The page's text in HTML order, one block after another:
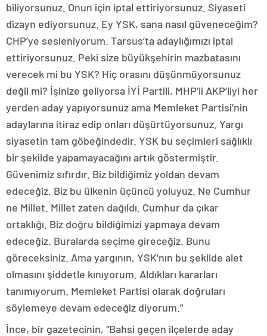
biliyorsunuz. Onun için iptal ettiriyorsunuz. Siyaseti
dizayn ediyorsunuz. Ey YSK, sana nasıl güveneceğim?
CHP’ye sesleniyorum. Tarsus’ta adaylığımızı iptal
ettiriyorsunuz. Peki size büyükşehirin mazbatasını
verecek mi bu YSK? Hiç orasını düşünmüyorsunuz
değil mi? İşinize geliyorsa İYİ Partili, MHP’li AKP’liyi her
yerden aday yapıyorsunuz ama Memleket Partisi’nin
adaylarına itiraz edip onları düşürtüyorsunuz. Yargı
siyasetin tam göbeğindedir. YSK bu seçimleri sağlıklı
bir şekilde yapamayacağını artık göstermiştir.
Güvenimiz sıfırdır. Biz bildiğimiz yoldan devam
edeceğiz. Biz bu ülkenin üçüncü yoluyuz. Ne Cumhur
ne Millet. Millet zaten dağıldı. Cumhur da çıkar
ortaklığı. Biz doğru bildiğimizi yapmaya devam
edeceğiz. Buralarda seçime gireceğiz. Bunu
göreceksiniz. Ama yargının, YSK’nın bu şekilde alet
olmasını şiddetle kınıyorum. Aldıkları kararları
tanımıyorum. Memleket Partisi olarak doğruları
söylemeye devam edeceğiz diyorum.”
İnce, bir gazetecinin, “Bahsi geçen ilçelerde aday